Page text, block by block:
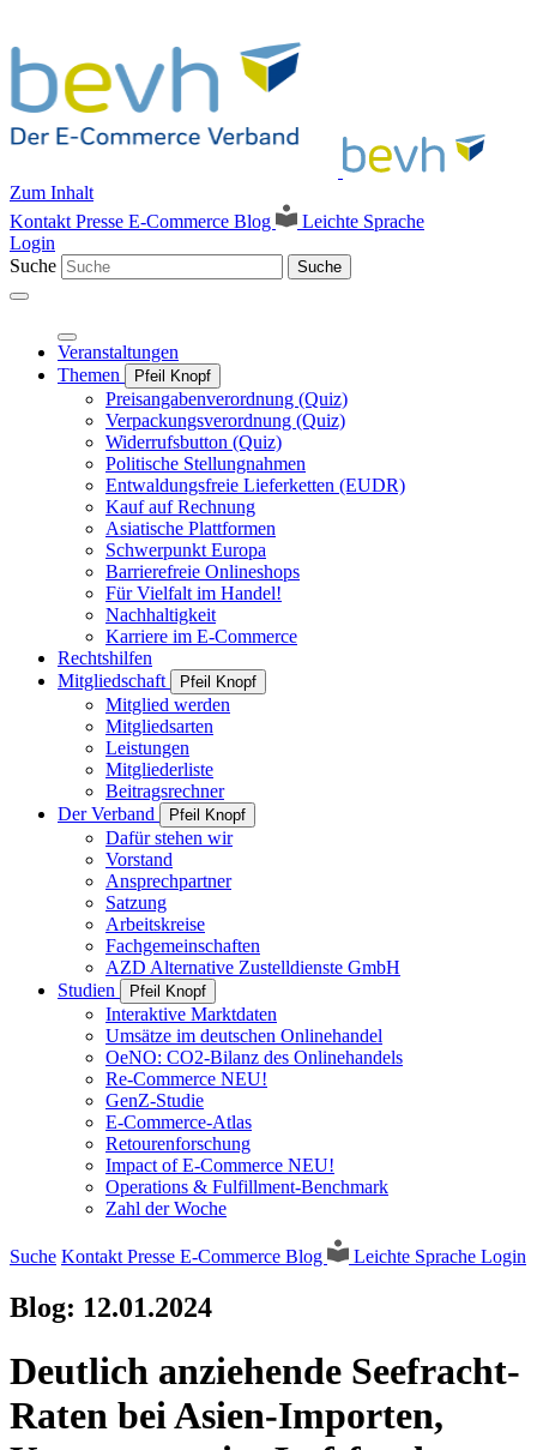
Zum Inhalt
Kontakt Presse E-Commerce Blog
Leichte Sprache
Login
Suche
Suche
Veranstaltungen
Themen
Pfeil Knopf
Preisangabenverordnung (Quiz)
Verpackungsverordnung (Quiz)
Widerrufsbutton (Quiz)
Politische Stellungnahmen
Entwaldungsfreie Lieferketten (EUDR)
Kauf auf Rechnung
Asiatische Plattformen
Schwerpunkt Europa
Barrierefreie Onlineshops
Für Vielfalt im Handel!
Nachhaltigkeit
Karriere im E-Commerce
Rechtshilfen
Mitgliedschaft
Pfeil Knopf
Mitglied werden
Mitgliedsarten
Leistungen
Mitgliederliste
Beitragsrechner
Der Verband
Pfeil Knopf
Dafür stehen wir
Vorstand
Ansprechpartner
Satzung
Arbeitskreise
Fachgemeinschaften
AZD Alternative Zustelldienste GmbH
Studien
Pfeil Knopf
Interaktive Marktdaten
Umsätze im deutschen Onlinehandel
OeNO: CO2-Bilanz des Onlinehandels
Re-Commerce NEU!
GenZ-Studie
E-Commerce-Atlas
Retourenforschung
Impact of E-Commerce NEU!
Operations & Fulfillment-Benchmark
Zahl der Woche
Suche Kontakt Presse E-Commerce Blog Leichte Sprache Login
Blog: 12.01.2024
Deutlich anziehende Seefracht-
Raten bei Asien-Importen,